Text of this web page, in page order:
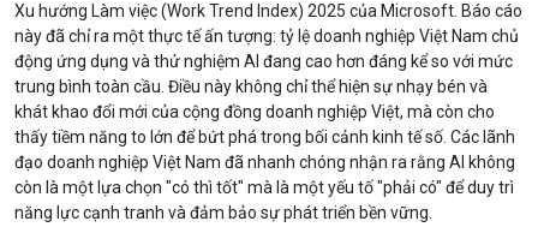
Xu hướng Làm việc (Work Trend Index) 2025 của Microsoft. Báo cáo
này đã chỉ ra một thực tế ấn tượng: tỷ lệ doanh nghiệp Việt Nam chủ
động ứng dụng và thử nghiệm AI đang cao hơn đáng kể so với mức
trung bình toàn cầu. Điều này không chỉ thể hiện sự nhạy bén và
khát khao đổi mới của cộng đồng doanh nghiệp Việt, mà còn cho
thấy tiềm năng to lớn để bứt phá trong bối cảnh kinh tế số. Các lãnh
đạo doanh nghiệp Việt Nam đã nhanh chóng nhận ra rằng AI không
còn là một lựa chọn "có thì tốt" mà là một yếu tố "phải có" để duy trì
năng lực cạnh tranh và đảm bảo sự phát triển bền vững.